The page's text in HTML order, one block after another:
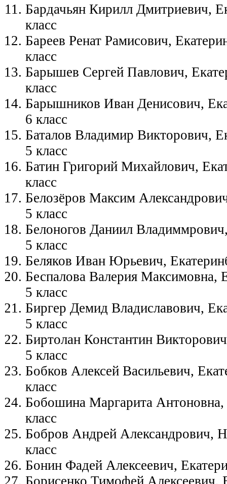
Бардачьян Кирилл Дмитриевич,
класс
Бареев Ренат Рамисович,
класс
Барышев Сергей Павлович,
класс
Барышников Иван Денисович,
6 класс
Баталов Владимир Викторович,
5 класс
Батин Григорий Михайлович,
класс
Белозёров Максим
5 класс
Белоногов Даниил
5 класс
Беляков Иван Юрьевич,
Беспалова Валерия Максимовна,
5 класс
Биргер Демид Владиславович,
5 класс
Биртолан Константин
5 класс
Бобков Алексей Васильевич,
класс
Бобошина Маргарита
класс
Бобров Андрей Александрович,
класс
Бонин Фадей Алексеевич,
Борисенко Тимофей